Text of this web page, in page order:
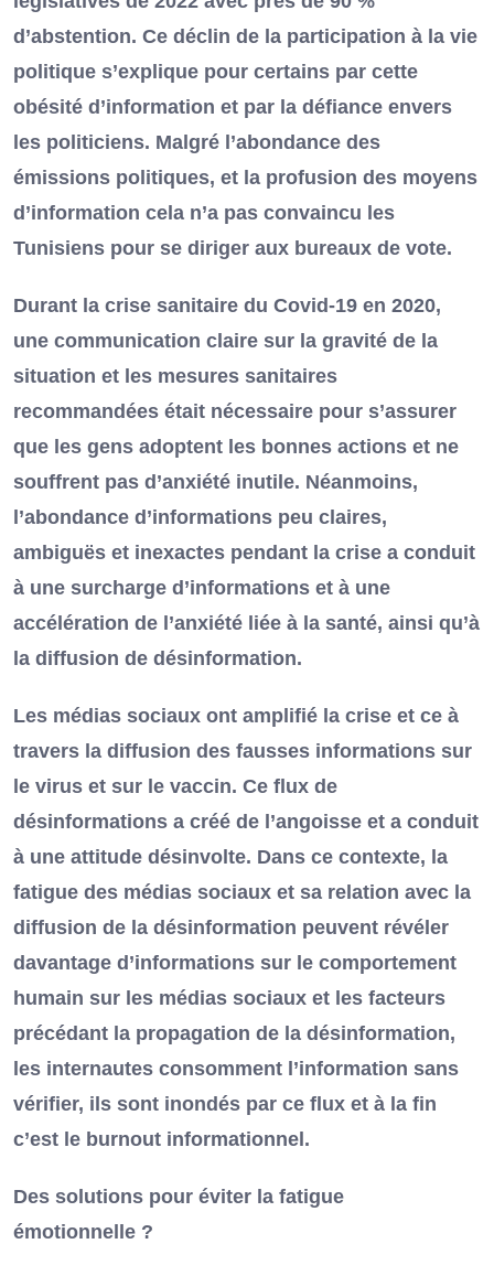
d’abstention. Ce déclin de la participation à la vie
politique s’explique pour certains par cette
obésité d’information et par la défiance envers
les politiciens. Malgré l’abondance des
émissions politiques, et la profusion des moyens
d’information cela n’a pas convaincu les
Tunisiens pour se diriger aux bureaux de vote.
Durant la crise sanitaire du Covid-19 en 2020,
une communication claire sur la gravité de la
situation et les mesures sanitaires
recommandées était nécessaire pour s’assurer
que les gens adoptent les bonnes actions et ne
souffrent pas d’anxiété inutile. Néanmoins,
l’abondance d’informations peu claires,
ambiguës et inexactes pendant la crise a conduit
à une surcharge d’informations et à une
accélération de l’anxiété liée à la santé, ainsi qu’à
la diffusion de désinformation.
Les médias sociaux ont amplifié la crise et ce à
travers la diffusion des fausses informations sur
le virus et sur le vaccin. Ce flux de
désinformations a créé de l’angoisse et a conduit
à une attitude désinvolte. Dans ce contexte, la
fatigue des médias sociaux et sa relation avec la
diffusion de la désinformation peuvent révéler
davantage d’informations sur le comportement
humain sur les médias sociaux et les facteurs
précédant la propagation de la désinformation,
les internautes consomment l’information sans
vérifier, ils sont inondés par ce flux et à la fin
c’est le burnout informationnel.
Des solutions pour éviter la fatigue
émotionnelle ?